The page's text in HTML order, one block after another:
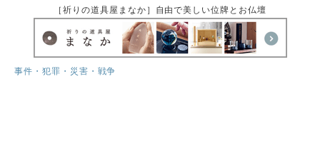
［祈りの道具屋まなか］自由で美しい位牌とお仏壇
事件・犯罪・災害・戦争